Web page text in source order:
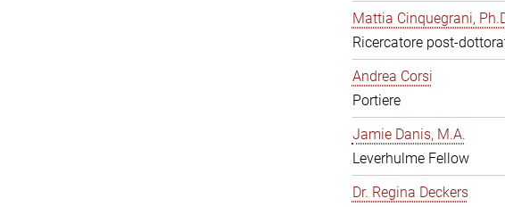
Mattia Cinquegrani,
Ricercatore post-
Andrea Corsi
Portiere
Jamie Danis, M.A.
Leverhulme Fellow
Dr. Regina Deckers